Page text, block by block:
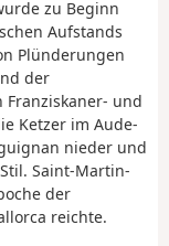
zu Beginn
Aufstands
Plünderungen
der
Franziskaner- und
Ketzer im Aude-
nieder und
Saint-Martin-
der
reichte.